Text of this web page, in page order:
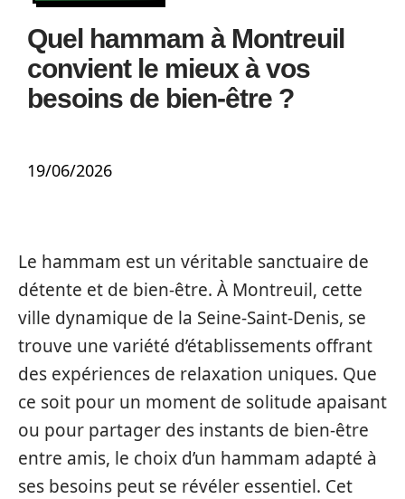
Quel hammam à Montreuil
convient le mieux à vos
besoins de bien-être ?
19/06/2026
Le hammam est un véritable sanctuaire de
détente et de bien-être. À Montreuil, cette
ville dynamique de la Seine-Saint-Denis, se
trouve une variété d’établissements offrant
des expériences de relaxation uniques. Que
ce soit pour un moment de solitude apaisant
ou pour partager des instants de bien-être
entre amis, le choix d’un hammam adapté à
ses besoins peut se révéler essentiel. Cet